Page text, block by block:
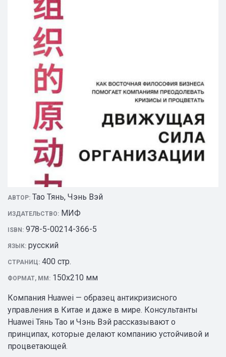
АВТОР: Тао Тянь, Чэнь Вэй
ИЗДАТЕЛЬСТВО: МИФ
ISBN: 978-5-00214-366-5
ЯЗЫК: русский
СТРАНИЦ: 400 стр.
ФОРМАТ, ММ: 150х210 мм
Компания Huawei — образец антикризисного
управления в Китае и даже в мире. Консультанты
Huawei Тянь Тао и Чэнь Вэй рассказывают о
принципах, которые делают компанию устойчивой и
процветающей.